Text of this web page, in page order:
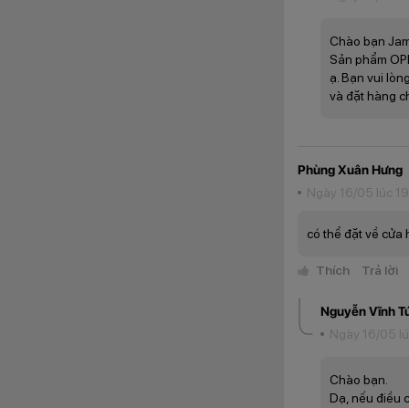
Cụ thể, cụm
Cung cấp sức
các tác vụ thường
Chào bạn
Sản phẩm
ạ. Bạn vui
và đặt hàng
Phùng Xuân Hưng
Ngày 16/05 lúc
có thể đặt về cửa
Thích Trả lời
Nguyễn Vĩnh
Ngày 16/05
Chào bạn.
Dạ, nếu điều